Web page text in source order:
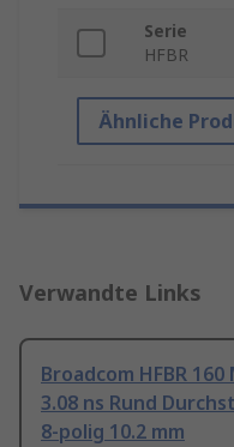
Serie
HFBR
Ähnliche
Verwandte Links
Broadcom HFBR
3.08 ns Rund
8-polig 10.2 mm